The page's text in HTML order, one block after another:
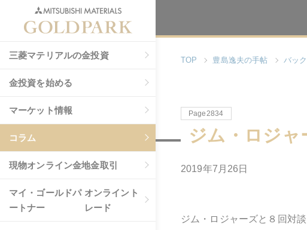
三菱マテリアルの金投資
金投資を始める
マーケット情報
コラム
現物オンライン金地金取引
マイ・ゴールドパ
ートナー
オンライント
レード
TOP 豊島逸夫の手帖 バッ
Page2834
ジム・ロジャ
2019年7月26日
ジム・ロジャーズと８回対